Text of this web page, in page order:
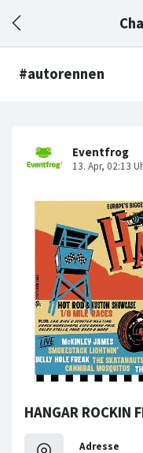
#autorennen
HANGAR ROCKIN
Adresse